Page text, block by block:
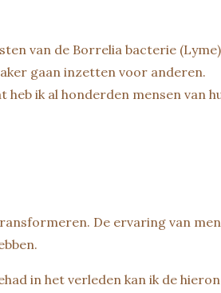
van de Borrelia bacterie
gaan inzetten voor anderen.
ik al honderden mensen van
De ervaring van
in het verleden kan ik de